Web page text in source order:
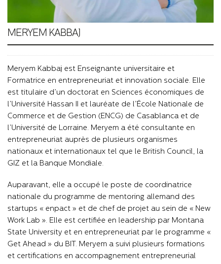
MERYEM KABBAJ
Meryem Kabbaj est Enseignante universitaire et
Formatrice en entrepreneuriat et innovation sociale. Elle
est titulaire d’un doctorat en Sciences économiques de
l’Université Hassan II et lauréate de l’École Nationale de
Commerce et de Gestion (ENCG) de Casablanca et de
l’Université de Lorraine. Meryem a été consultante en
entrepreneuriat auprès de plusieurs organismes
nationaux et internationaux tel que le British Council, la
GIZ et la Banque Mondiale.
Auparavant, elle a occupé le poste de coordinatrice
nationale du programme de mentoring allemand des
startups « enpact » et de chef de projet au sein de « New
Work Lab ». Elle est certifiée en leadership par Montana
State University et en entrepreneuriat par le programme «
Get Ahead » du BIT. Meryem a suivi plusieurs formations
et certifications en accompagnement entrepreneurial